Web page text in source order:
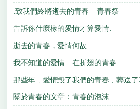
.致我們終將逝去的青春__青春祭
告訴你什麼樣的愛情才算愛情.
逝去的青春，愛情何故
我不知道的愛情—在折翅的青春
那些年，愛情毀了我們的青春，葬送了
關於青春的文章：青春的泡沫